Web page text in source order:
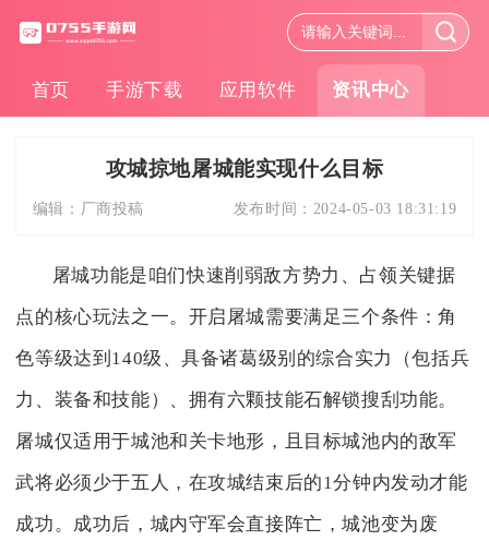
首页 手游下载 应用软件 资讯中心
攻城掠地屠城能实现什么目标
编辑： 厂商投稿 发布时间： 2024-05-03 18:31:19
屠城功能是咱们快速削弱敌方势力、占领关键据
点的核心玩法之一。开启屠城需要满足三个条件：角
色等级达到140级、具备诸葛级别的综合实力（包括兵
力、装备和技能）、拥有六颗技能石解锁搜刮功能。
屠城仅适用于城池和关卡地形，且目标城池内的敌军
武将必须少于五人，在攻城结束后的1分钟内发动才能
成功。成功后，城内守军会直接阵亡，城池变为废